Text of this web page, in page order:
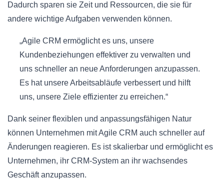
Dadurch sparen sie Zeit und Ressourcen, die sie für
andere wichtige Aufgaben verwenden können.
„Agile CRM ermöglicht es uns, unsere
Kundenbeziehungen effektiver zu verwalten und
uns schneller an neue Anforderungen anzupassen.
Es hat unsere Arbeitsabläufe verbessert und hilft
uns, unsere Ziele effizienter zu erreichen.“
Dank seiner flexiblen und anpassungsfähigen Natur
können Unternehmen mit Agile CRM auch schneller auf
Änderungen reagieren. Es ist skalierbar und ermöglicht es
Unternehmen, ihr CRM-System an ihr wachsendes
Geschäft anzupassen.